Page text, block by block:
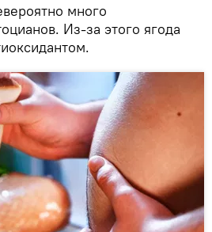
много
Из-за этого ягода